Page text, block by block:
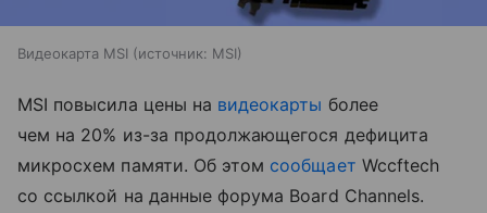
Видеокарта MSI источник: MSI
MSI повысила цены на видеокарты более
чем на 20% из-за продолжающегося дефицита
микросхем памяти. Об этом сообщает Wccftech
со ссылкой на данные форума Board Channels.